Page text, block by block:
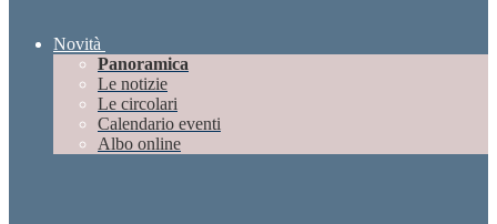
Novità
Panoramica
Le notizie
Le circolari
Calendario eventi
Albo online